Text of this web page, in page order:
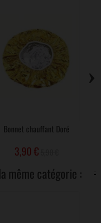
Bonnet chauffant Doré
3,90 €
›
même catégorie :